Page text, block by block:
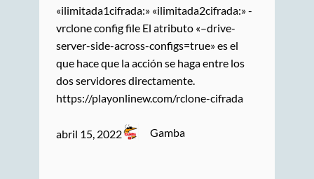
«ilimitada1cifrada:» «ilimitada2cifrada:» -
vrclone config file El atributo «–drive-
server-side-across-configs=true» es el
que hace que la acción se haga entre los
dos servidores directamente.
https://playonlinew.com/rclone-cifrada
abril 15, 2022 Gamba